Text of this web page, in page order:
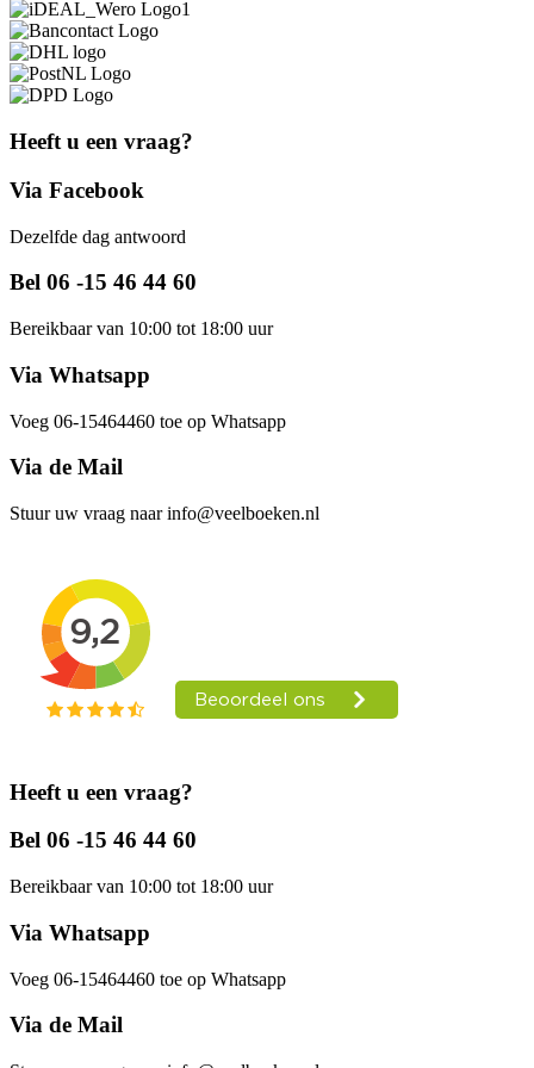
Heeft u een vraag?
Via Facebook
Dezelfde dag antwoord
Bel 06 -15 46 44 60
Bereikbaar van 10:00 tot 18:00 uur
Via Whatsapp
Voeg 06-15464460 toe op Whatsapp
Via de Mail
Stuur uw vraag naar info@veelboeken.nl
Heeft u een vraag?
Bel 06 -15 46 44 60
Bereikbaar van 10:00 tot 18:00 uur
Via Whatsapp
Voeg 06-15464460 toe op Whatsapp
Via de Mail